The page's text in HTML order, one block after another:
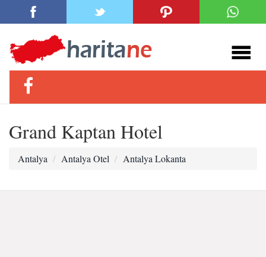
Grand Kaptan Hotel
Antalya Antalya Otel Antalya Lokanta